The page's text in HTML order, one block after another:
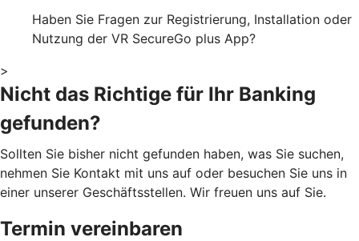
Haben Sie Fragen zur Registrierung, Installation oder
Nutzung der VR SecureGo plus App?
>
Nicht das Richtige für Ihr Banking
gefunden?
Sollten Sie bisher nicht gefunden haben, was Sie suchen,
nehmen Sie Kontakt mit uns auf oder besuchen Sie uns in
einer unserer Geschäftsstellen. Wir freuen uns auf Sie.
Termin vereinbaren